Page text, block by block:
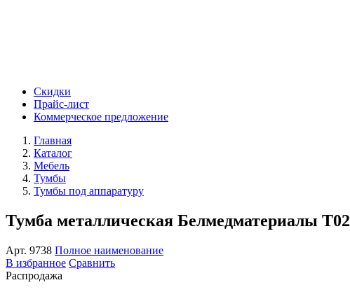
Скидки
Прайс-лист
Коммерческое предложение
Главная
Каталог
Мебель
Тумбы
Тумбы под аппаратуру
Тумба металлическая Белмедматериалы Т02
Арт. 9738 Полное наименование
В избранное Сравнить
Распродажа